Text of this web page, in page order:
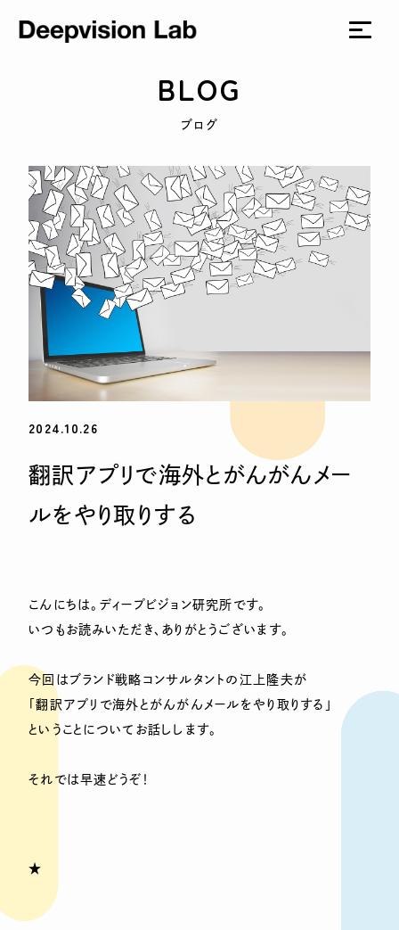
BLOG
ブログ
2024.10.26
翻訳アプリで海外とがんがんメー
ルをやり取りする
こんにちは。ディープビジョン研究所です。
いつもお読みいただき、ありがとうございます。
今回はブランド戦略コンサルタントの江上隆夫が
「翻訳アプリで海外とがんがんメールをやり取りする」
ということについてお話しします。
それでは早速どうぞ！
★